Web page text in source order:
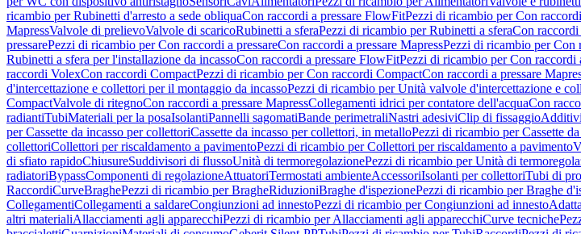
ricambio per Rubinetti d'arresto a sede obliquaCon raccordi a pressare FlowFitPezzi di ricambio per Con
MapressValvole di prelievoValvole di scaricoRubinetti a sferaPezzi di ricambio per Rubinetti a sferaCon
pressarePezzi di ricambio per Con raccordi a pressareCon raccordi a pressare MapressPezzi di ricambio per Con
Rubinetti a sfera per l'installazione da incassoCon raccordi a pressare FlowFitPezzi di ricambio per Con raccordi
raccordi VolexCon raccordi CompactPezzi di ricambio per Con raccordi CompactCon raccordi a pressare
d'intercettazione e collettori per il montaggio da incassoPezzi di ricambio per Unità valvole d'intercettazione e
CompactValvole di ritegnoCon raccordi a pressare MapressCollegamenti idrici per contatore dell'acquaCon
radiantiTubiMateriali per la posaIsolantiPannelli sagomatiBande perimetraliNastri adesiviClip di fissaggio
per Cassette da incasso per collettoriCassette da incasso per collettori, in metalloPezzi di ricambio per Cassette
collettoriCollettori per riscaldamento a pavimentoPezzi di ricambio per Collettori per riscaldamento a pavimento
di sfiato rapidoChiusureSuddivisori di flussoUnità di termoregolazionePezzi di ricambio per Unità di
radiatoriBypassComponenti di regolazioneAttuatoriTermostati ambienteAccessoriIsolanti per collettoriTubi di
RaccordiCurveBraghePezzi di ricambio per BragheRiduzioniBraghe d'ispezionePezzi di ricambio per Braghe
CollegamentiCollegamenti a saldareCongiunzioni ad innestoPezzi di ricambio per Congiunzioni ad innesto
altri materialiAllacciamenti agli apparecchiPezzi di ricambio per Allacciamenti agli apparecchiCurve tecniche